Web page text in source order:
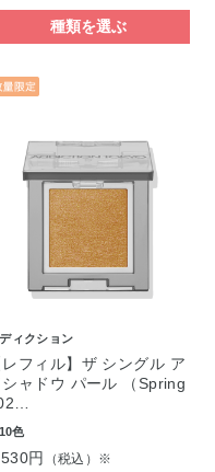
種類を選ぶ
ィクション
レフィル】ザ シングル ア
シャドウ パール （Spring
色
円 （税込）※